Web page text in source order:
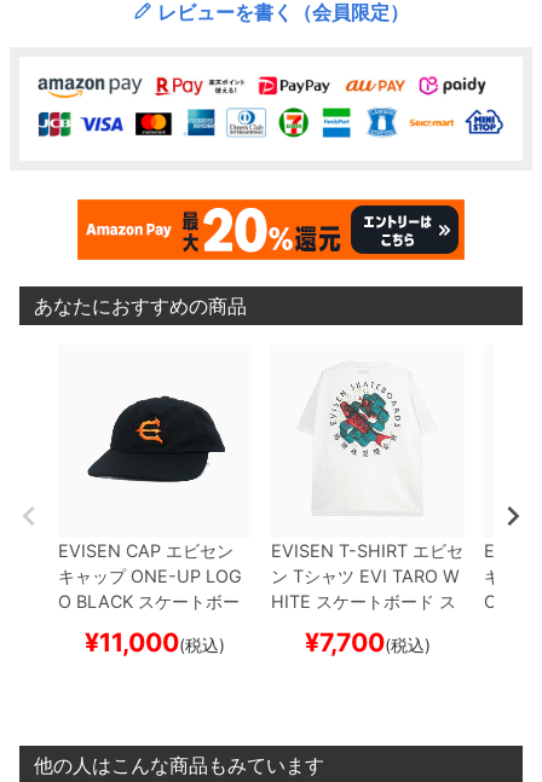
レビューを書く（会員限定）
あなたにおすすめの商品
EVISEN CAP エビセン
キャップONE-UP LOG
O BLACK スケートボー
¥11,000(税込)
EVISEN T-SHIRT エビセ
ン Tシャツ EVI TARO W
HITE スケートボード ス
¥7,700(税込)
キャッ
OGO
他の人はこんな商品もみています